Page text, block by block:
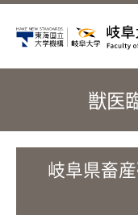
獣医
岐阜県畜